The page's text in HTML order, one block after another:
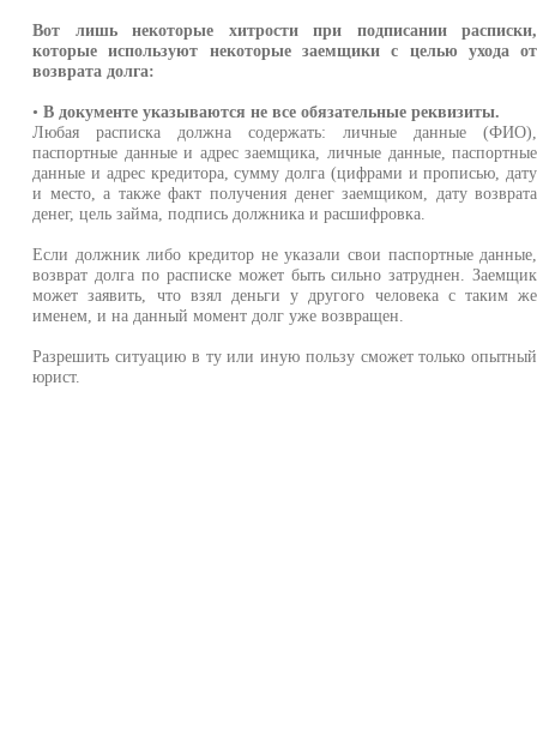
Вот лишь некоторые хитрости при подписании расписки,
которые используют некоторые заемщики с целью ухода от
возврата долга:
•В документе указываются не все обязательные реквизиты.
Любая расписка должна содержать: личные данные (ФИО),
паспортные данные и адрес заемщика, личные данные, паспортные
данные и адрес кредитора, сумму долга (цифрами и прописью, дату
и место, а также факт получения денег заемщиком, дату возврата
денег, цель займа, подпись должника и расшифровка.
Если должник либо кредитор не указали свои паспортные данные,
возврат долга по расписке может быть сильно затруднен. Заемщик
может заявить, что взял деньги у другого человека с таким же
именем, и на данный момент долг уже возвращен.
Разрешить ситуацию в ту или иную пользу сможет только опытный
юрист.